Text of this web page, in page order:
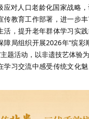
应对人口老龄化国家战略
传教育工作部署，进一步
活，提升老年群体学习实
障局组织开展2026年“缤彩
题活动，以非遗技艺体验
学习交流中感受传统文化